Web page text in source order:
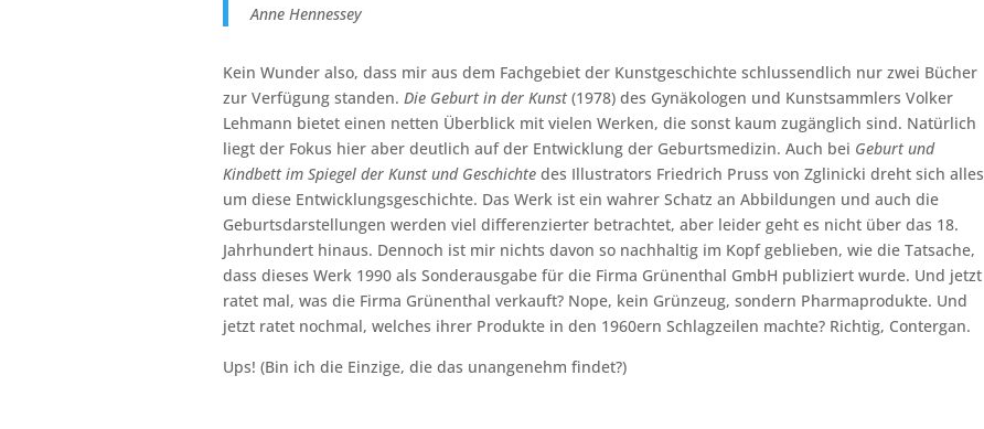
Anne Hennessey
Kein Wunder also, dass mir aus dem Fachgebiet der Kunstgeschichte schlussendlich nur zwei Bücher
zur Verfügung standen. Die Geburt in der Kunst(1978) des Gynäkologen und Kunstsammlers Volker
Lehmann bietet einen netten Überblick mit vielen Werken, die sonst kaum zugänglich sind. Natürlich
liegt der Fokus hier aber deutlich auf der Entwicklung der Geburtsmedizin. Auch bei Geburt und
Kindbett im Spiegel der Kunst und Geschichte des Illustrators Friedrich Pruss von Zglinicki dreht sich alles
um diese Entwicklungsgeschichte. Das Werk ist ein wahrer Schatz an Abbildungen und auch die
Geburtsdarstellungen werden viel differenzierter betrachtet, aber leider geht es nicht über das 18.
Jahrhundert hinaus. Dennoch ist mir nichts davon so nachhaltig im Kopf geblieben, wie die Tatsache,
dass dieses Werk 1990 als Sonderausgabe für die Firma Grünenthal GmbH publiziert wurde. Und jetzt
ratet mal, was die Firma Grünenthal verkauft? Nope, kein Grünzeug, sondern Pharmaprodukte. Und
jetzt ratet nochmal, welches ihrer Produkte in den 1960ern Schlagzeilen machte? Richtig, Contergan.
Ups! (Bin ich die Einzige, die das unangenehm findet?)